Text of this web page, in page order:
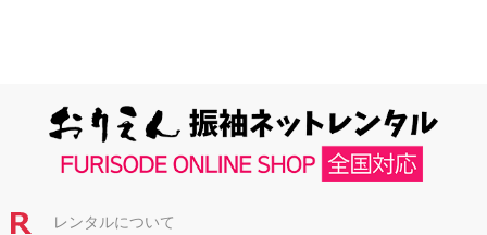
レンタルについて